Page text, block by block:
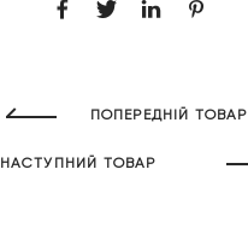
ПОПЕРЕДНІЙ ТОВАР
НАСТУПНИЙ ТОВАР